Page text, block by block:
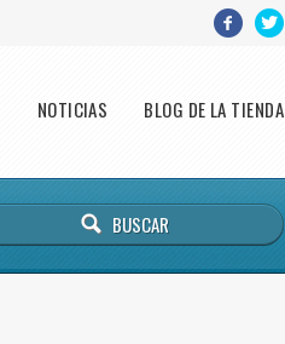
NOTICIAS BLOG DE LA TIENDA